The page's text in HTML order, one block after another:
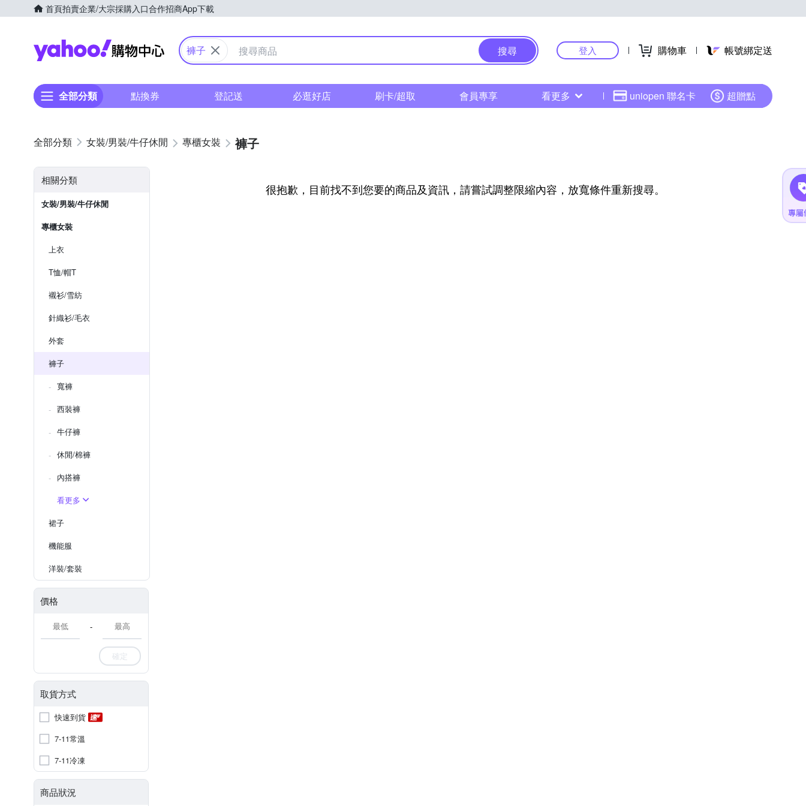
首頁拍賣企業/大宗採購入口合作招商App下載
Yahoo購物中心
褲子 搜尋 登入 購物車 帳號綁定送
全部分類 點換券 登記送 必逛好店 刷卡/超取 會員專享 看更多 uniopen 聯名卡 超贈點
女裝/男裝/牛仔休閒 專櫃女裝 褲子
相關分類
女裝/男裝/牛仔休閒
專櫃女裝
上衣
T恤/帽T
襯衫/雪紡
針織衫/毛衣
外套
褲子
寬褲
西裝褲
牛仔褲
休閒/棉褲
內搭褲
看更多
裙子
機能服
洋裝/套裝
價格
-
確定
取貨方式
快速到貨
7-11常溫
7-11冷凍
商品狀況
很抱歉，目前找不到您要的商品及資訊，請嘗試調整限縮內容，放寬條件重新搜尋。